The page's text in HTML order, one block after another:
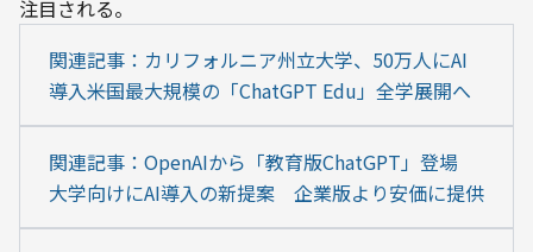
注目される。
関連記事：カリフォルニア州立大学、50万人にAI
導入――米国最大規模の「ChatGPT Edu」全学展開へ
関連記事：OpenAIから「教育版ChatGPT」登場
大学向けにAI導入の新提案　企業版より安価に提供